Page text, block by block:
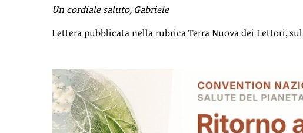
Un cordiale saluto, Gabriele
Lettera pubblicata nella rubrica Terra Nuova dei Lettori, sul